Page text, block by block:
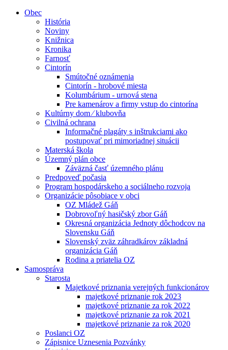
Obec
História
Noviny
Knižnica
Kronika
Farnosť
Cintorín
Smútočné oznámenia
Cintorín - hrobové miesta
Kolumbárium - urnová stena
Pre kamenárov a firmy vstup do cintorína
Kultúrny dom ⁄ klubovňa
Civilná ochrana
Informačné plagáty s inštrukciami ako
postupovať pri mimoriadnej situácii
Materská škola
Územný plán obce
Záväzná časť územného plánu
Predpoveď počasia
Program hospodárskeho a sociálneho rozvoja
Organizácie pôsobiace v obci
OZ Mládež Gáň
Dobrovoľný hasičský zbor Gáň
Okresná organizácia Jednoty dôchodcov na
Slovensku Gáň
Slovenský zväz záhradkárov základná
organizácia Gáň
Rodina a priatelia OZ
Samospráva
Starosta
Majetkové priznania verejných funkcionárov
majetkové priznanie rok 2023
majetkové priznanie za rok 2022
majetkové priznanie za rok 2021
majetkové priznanie za rok 2020
Poslanci OZ
Zápisnice Uznesenia Pozvánky